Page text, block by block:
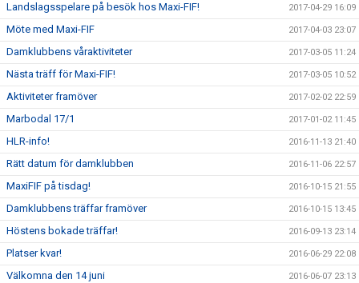
Landslagsspelare på besök hos Maxi-FIF! 2017-04-29 16:09
Möte med Maxi-FIF 2017-04-03 23:07
Damklubbens våraktiviteter 2017-03-05 11:24
Nästa träff för Maxi-FIF! 2017-03-05 10:52
Aktiviteter framöver 2017-02-02 22:59
Marbodal 17/1 2017-01-02 11:45
HLR-info! 2016-11-13 21:40
Rätt datum för damklubben 2016-11-06 22:57
MaxiFIF på tisdag! 2016-10-15 21:55
Damklubbens träffar framöver 2016-10-15 13:45
Höstens bokade träffar! 2016-09-13 23:14
Platser kvar! 2016-06-29 22:08
Välkomna den 14 juni 2016-06-07 23:13